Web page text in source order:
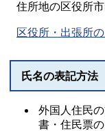
住所地の区役所
区役所・出張所
氏名の表記方法
外国人住民
書・住民票